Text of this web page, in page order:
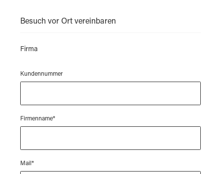
Besuch vor Ort vereinbaren
Firma
Kundennummer
Firmenname*
Mail*